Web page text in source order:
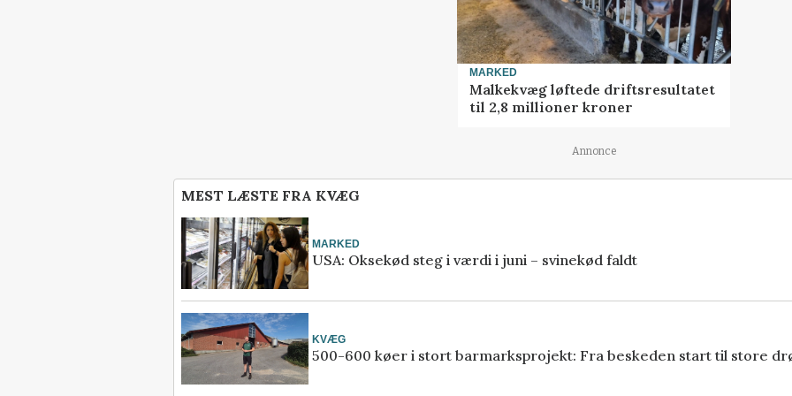
MARKED
Malkekvæg løftede driftsresultatet
til 2,8 millioner kroner
Annonce
MEST LÆSTE FRA KVÆG
MARKED
USA: Oksekød steg i værdi i juni – svinekød faldt
KVÆG
500-600 køer i stort barmarksprojekt: Fra beskeden start til store